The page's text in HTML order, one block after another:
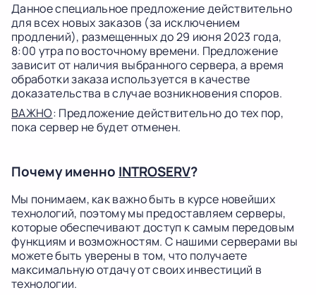
Данное специальное предложение действительно
для всех новых заказов (за исключением
продлений), размещенных до 29 июня 2023 года,
8:00 утра по восточному времени. Предложение
зависит от наличия выбранного сервера, а время
обработки заказа используется в качестве
доказательства в случае возникновения споров.
ВАЖНО: Предложение действительно до тех пор,
пока сервер не будет отменен.
Почему именно INTROSERV?
Мы понимаем, как важно быть в курсе новейших
технологий, поэтому мы предоставляем серверы,
которые обеспечивают доступ к самым передовым
функциям и возможностям. С нашими серверами вы
можете быть уверены в том, что получаете
максимальную отдачу от своих инвестиций в
технологии.